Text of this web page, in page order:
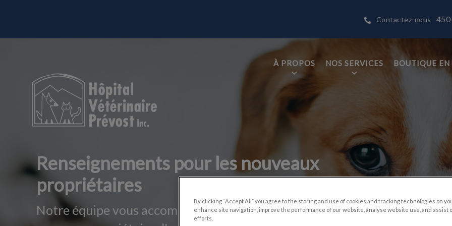
Contactez-nous
Page d'accueil de Hôpital vétérinaire Prévost
À PROPOS NOS SERVICES BOUTIQUE EN
IvcPractices.HeaderNav.Search.Label
Renseignements pour les nouveaux
propriétaires
Notre équipe vous accompagne en tant que
By clicking “Accept All” you agree to the storing and use of cookies and tracking technologies on
enhance site navigation, improve the performance of our website, analyse website use, and assist
efforts.